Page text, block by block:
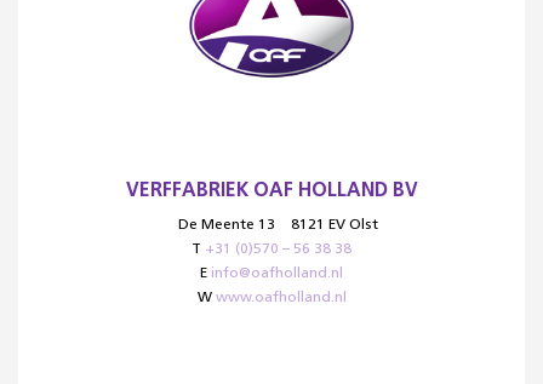
VERFFABRIEK OAF HOLLAND BV
De Meente 13
8121 EV Olst
T +31 (0)570 – 56 38 38
E info@oafholland.nl
W www.oafholland.nl